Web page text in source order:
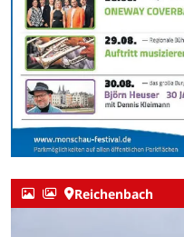
Reichenbach